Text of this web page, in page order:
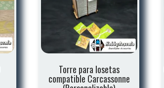
Torre para losetas
compatible Carcassonne